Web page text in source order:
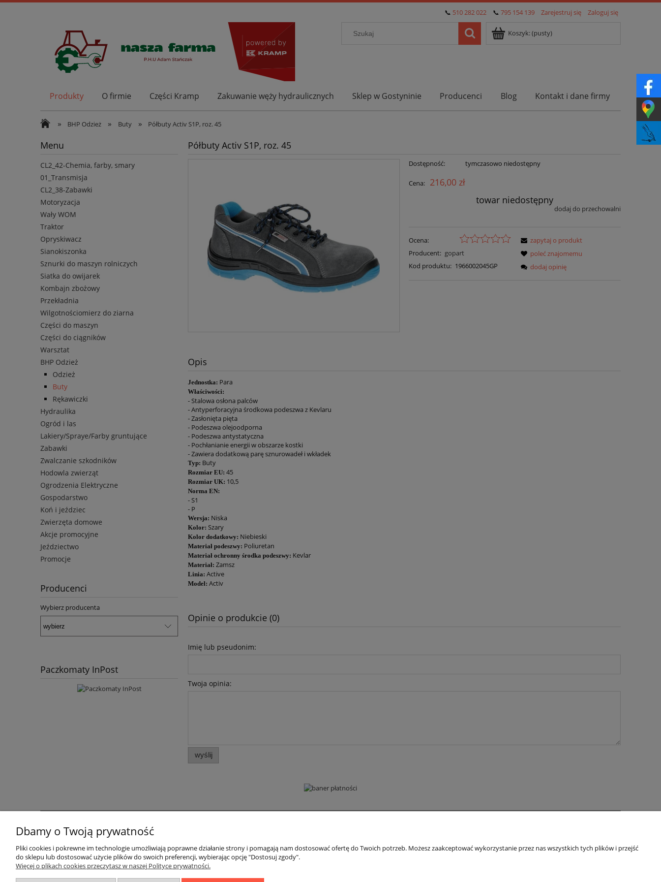
📞 510 282 022 📞 795 154 139 Zarejestruj się Zaloguj się
Koszyk:(pusty)
Produkty O firmie Części Kramp Zakuwanie węży hydraulicznych Sklep w Gostyninie Producenci Blog Kontakt i dane firmy
» BHP Odzież » Buty » Półbuty Activ S1P, roz. 45
Menu
CL2_42-Chemia, farby, smary
01_Transmisja
CL2_38-Zabawki
Motoryzacja
Wały WOM
Traktor
Opryskiwacz
Sianokiszonka
Sznurki do maszyn rolniczych
Siatka do owijarek
Kombajn zbożowy
Przekładnia
Wilgotnościomierz do ziarna
Części do maszyn
Części do ciągników
Warsztat
BHP Odzież
Odzież
Buty
Rękawiczki
Hydraulika
Ogród i las
Lakiery/Spraye/Farby gruntujące
Zabawki
Zwalczanie szkodników
Hodowla zwierząt
Ogrodzenia Elektryczne
Gospodarstwo
Koń i jeździec
Zwierzęta domowe
Akcje promocyjne
Jeździectwo
Promocje
Producenci
Wybierz producenta
Paczkomaty InPost
Półbuty Activ S1P, roz. 45
Dostępność: tymczasowo niedostępny
Cena:
216,00 zł
towar niedostępny
dodaj do przechowalni
Ocena:
Producent: gopart
Kod produktu: 1966002045GP
zapytaj o produkt
poleć znajomemu
dodaj opinię
Opis
Jednostka: Para
Właściwości:
- Stalowa osłona palców
- Antyperforacyjna środkowa podeszwa z Kevlaru
- Zasłonięta pięta
- Podeszwa olejoodporna
- Podeszwa antystatyczna
- Pochłanianie energii w obszarze kostki
- Zawiera dodatkową parę sznurowadeł i wkładek
Typ: Buty
Rozmiar EU: 45
Rozmiar UK: 10,5
Norma EN:
- S1
- P
Wersja: Niska
Kolor: Szary
Kolor dodatkowy: Niebieski
Materiał podeszwy: Poliuretan
Materiał ochronny środka podeszwy: Kevlar
Materiał: Zamsz
Linia: Active
Model: Activ
Opinie o produkcie (0)
Imię lub pseudonim:
Twoja opinia:
wyślij
Pomoc
Zwroty i reklamacje
Regulaminy
Twoje zamówienia
Ustawienia konta
Przechowalnia
Formy płatności
Polityka prywatności
Kontakt i dane firmy
Dbamy o Twoją prywatność
Pliki cookies i pokrewne im technologie umożliwiają poprawne działanie strony i pomagają nam dostosować ofertę do Twoich potrzeb. Możesz zaakceptować wykorzystanie przez nas wszystkich tych plików i przejść
do sklepu lub dostosować użycie plików do swoich preferencji, wybierając opcję "Dostosuj zgody".
Więcej o plikach cookies przeczytasz w naszej Polityce prywatności.